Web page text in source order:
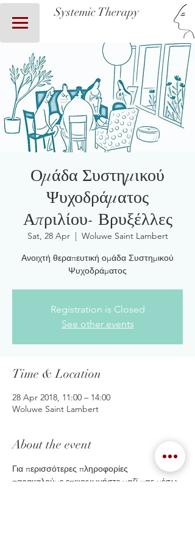
Systemic Therapy
Ομάδα Συστημικού
Ψυχοδράματος
Απριλίου- Βρυξέλλες
Sat, 28 Apr
  |
Woluwe Saint Lambert
Ανοιχτή θεραπευτική ομάδα Συστημικού
Ψυχοδράματος
Registration is Closed
See other events
Time & Location
28 Apr 2018, 11:00 – 14:00
Woluwe Saint Lambert
About the event
Για περισσότερες πληροφορίες
παρακαλούμε επικοινωνήστε μαζί μας μέσω